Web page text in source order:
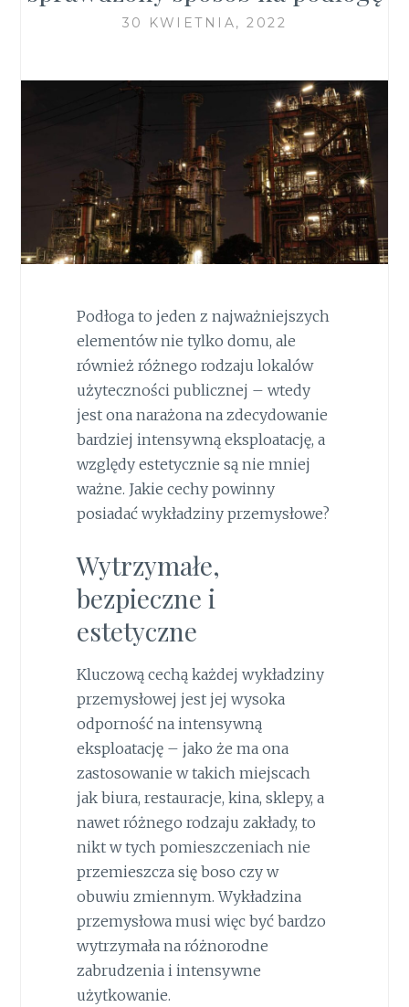
30 KWIETNIA, 2022
Podłoga to jeden z najważniejszych
elementów nie tylko domu, ale
również różnego rodzaju lokalów
użyteczności publicznej – wtedy
jest ona narażona na zdecydowanie
bardziej intensywną eksploatację, a
względy estetycznie są nie mniej
ważne. Jakie cechy powinny
posiadać wykładziny przemysłowe?
Wytrzymałe,
bezpieczne i
estetyczne
Kluczową cechą każdej wykładziny
przemysłowej jest jej wysoka
odporność na intensywną
eksploatację – jako że ma ona
zastosowanie w takich miejscach
jak biura, restauracje, kina, sklepy, a
nawet różnego rodzaju zakłady, to
nikt w tych pomieszczeniach nie
przemieszcza się boso czy w
obuwiu zmiennym. Wykładzina
przemysłowa musi więc być bardzo
wytrzymała na różnorodne
zabrudzenia i intensywne
użytkowanie.